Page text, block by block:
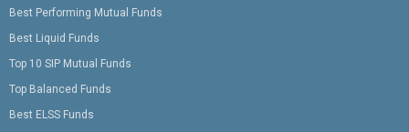
Best Performing Mutual Funds
Best Liquid Funds
Top 10 SIP Mutual Funds
Top Balanced Funds
Best ELSS Funds